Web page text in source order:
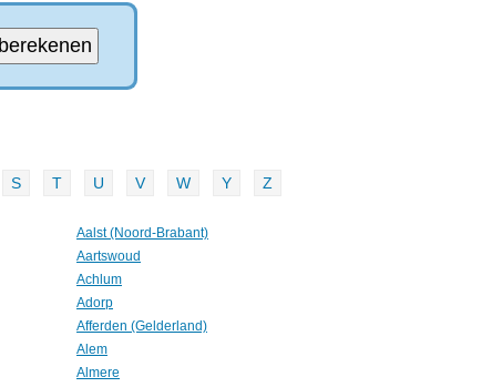
S T U V W Y Z
Aalst (Noord-Brabant)
Aartswoud
Achlum
Adorp
Afferden (Gelderland)
Alem
Almere